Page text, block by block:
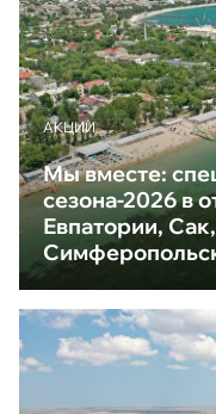
АКЦИИ
Мы вместе:
сезона-2026 в
Евпатории,